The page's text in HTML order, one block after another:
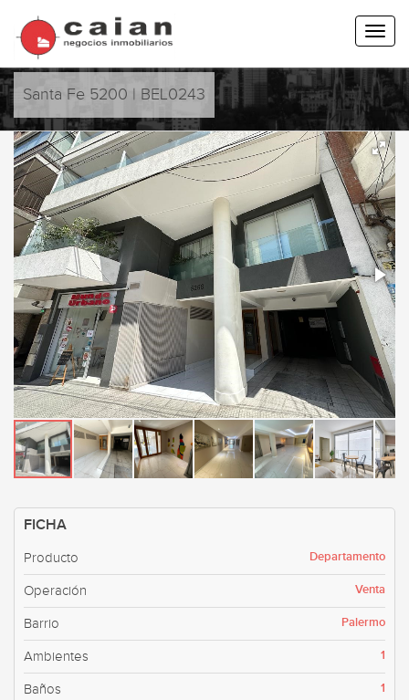
Santa Fe 5200 | BEL0243
FICHA
Producto Departamento
Operación Venta
Barrio Palermo
Ambientes 1
Baños 1